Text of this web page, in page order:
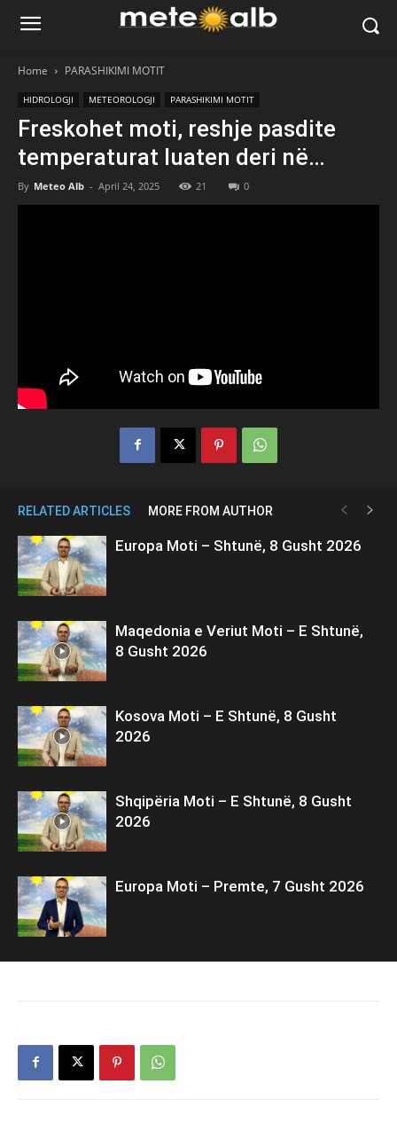
Home PARASHIKIMI MOTIT
HIDROLOGJI METEOROLOGJI PARASHIKIMI MOTIT
Freskohet moti, reshje pasdite
temperaturat luaten deri në…
By Meteo Alb - April 24, 2025 21 0
RELATED ARTICLES MORE FROM AUTHOR
Europa Moti – Shtunë, 8 Gusht 2026
Maqedonia e Veriut Moti – E Shtunë,
8 Gusht 2026
Kosova Moti – E Shtunë, 8 Gusht
2026
Shqipëria Moti – E Shtunë, 8 Gusht
2026
Europa Moti – Premte, 7 Gusht 2026